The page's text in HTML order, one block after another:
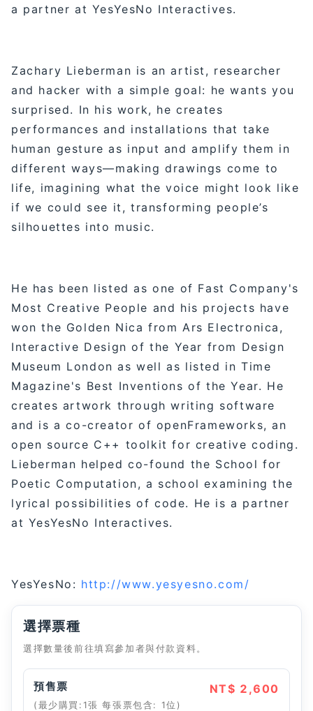
a partner at YesYesNo Interactives.
Zachary Lieberman is an artist, researcher
and hacker with a simple goal: he wants you
surprised. In his work, he creates
performances and installations that take
human gesture as input and amplify them in
different ways—making drawings come to
life, imagining what the voice might look like
if we could see it, transforming people’s
silhouettes into music.
He has been listed as one of Fast Company's
Most Creative People and his projects have
won the Golden Nica from Ars Electronica,
Interactive Design of the Year from Design
Museum London as well as listed in Time
Magazine's Best Inventions of the Year. He
creates artwork through writing software
and is a co-creator of openFrameworks, an
open source C++ toolkit for creative coding.
Lieberman helped co-found the School for
Poetic Computation, a school examining the
lyrical possibilities of code. He is a partner
at YesYesNo Interactives.
YesYesNo: http://www.yesyesno.com/
選擇票種
選擇數量後前往填寫參加者與付款資料。
預售票
(最少購買:1張 每張票包含: 1位)
NT$ 2,600